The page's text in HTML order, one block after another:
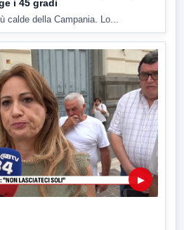
i 45 gradi
calde della Campania. Lo...
▶